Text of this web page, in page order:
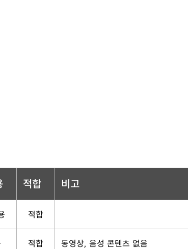
적합 비고
적합
적합 동영상, 음성 콘텐츠 없음